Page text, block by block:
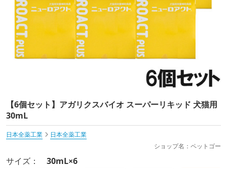
【6個セット】アガリクスバイオ スーパーリキッド 犬猫用
30mL
日本全薬工業
日本全薬工業
ショップ名：ペットゴー
サイズ： 30mL×6